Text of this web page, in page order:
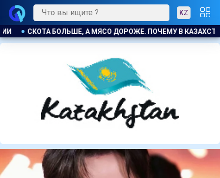
KZ
ПРОДОЛЖАЮТ РАСТИ ЦЕНЫ НА БАРАНИНУ И